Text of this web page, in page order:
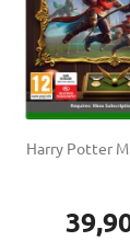
Harry Potter
Cena